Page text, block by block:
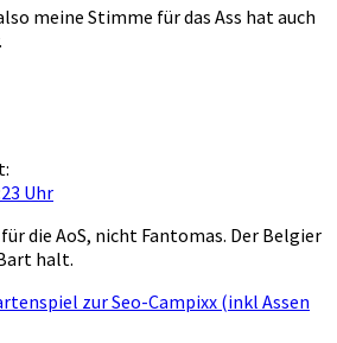
meine Stimme für das Ass hat auch
Uhr
die AoS, nicht Fantomas. Der Belgier
halt.
zur Seo-Campixx (inkl Assen